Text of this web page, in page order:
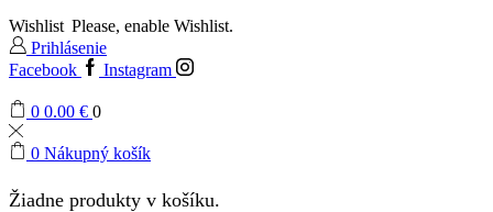
Wishlist Please, enable Wishlist.
Prihlásenie
Facebook
Instagram
0 0.00 € 0
0 Nákupný košík
Žiadne produkty v košíku.